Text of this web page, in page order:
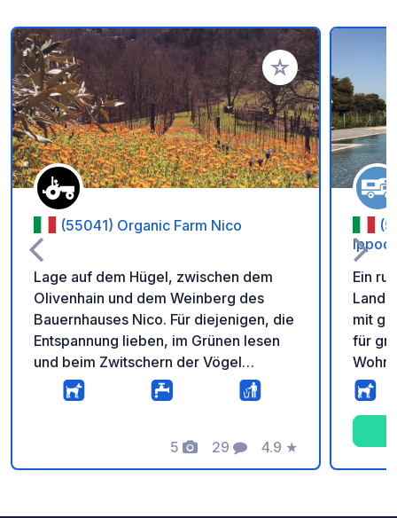
Zu Ihren Favoriten
(55041) Organic Farm Nico
Lage auf dem Hügel, zwischen dem
Olivenhain und dem Weinberg des
Bauernhauses Nico. Für diejenigen, die
Entspannung lieben, im Grünen lesen
und beim Zwitschern der Vögel
aufwachen. VORHER ANRUFEN
OBLIGATORISCH, NUR FÜR EINE
VAN EINE TOILETTE HABEN. KEINE
ZELTE... Der Zugang erfolgt über eine
5
Fotos
29
Kommentare
4.9
Bewertung
★
Ein
Land,
mit
für